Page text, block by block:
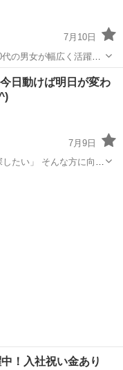
7月10日
の男女が幅広く活躍
す☆ URL: http...
日動けば明日が変わ
7月9日
！入社祝い金あり